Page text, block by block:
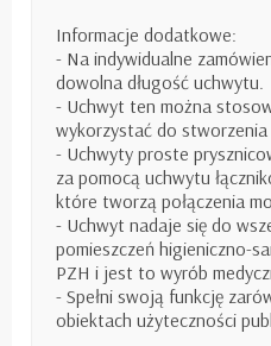
Informacje dodatkowe:
- Na indywidualne
dowolna długość uchwytu.
- Uchwyt ten można
wykorzystać do stworzenia
- Uchwyty proste
za pomocą uchwytu
które tworzą połączenia
- Uchwyt nadaje się do
pomieszczeń higieniczno-
PZH i jest to wyrób
- Spełni swoją funkcję
obiektach użyteczności